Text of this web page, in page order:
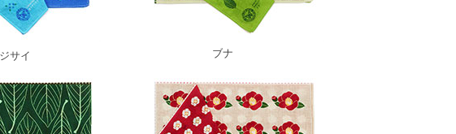
サイ ブナ